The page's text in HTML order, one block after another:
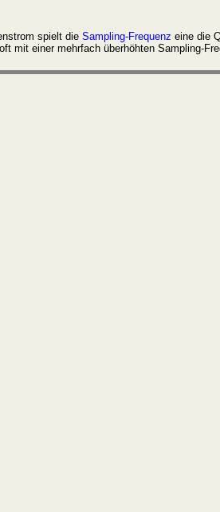
spielt die Sampling-Frequenz eine die
mit einer mehrfach überhöhten Sampling-